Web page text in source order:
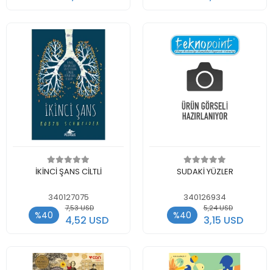
Add to cart
İKİNCİ ŞANS CİLTLİ
340127075
%40
7,53 USD
4,52 USD
Add to cart
SUDAKİ YÜZLER
340126934
%40
5,24 USD
3,15 USD